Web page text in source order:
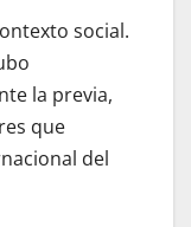
social.
la previa,
que
del